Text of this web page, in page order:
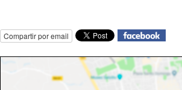
Compartir por email